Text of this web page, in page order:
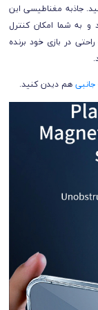
جاذبه مغناطیسی این
به شما امکان کنترل
در بازی خود برنده
جانبیهم دیدن کنید.